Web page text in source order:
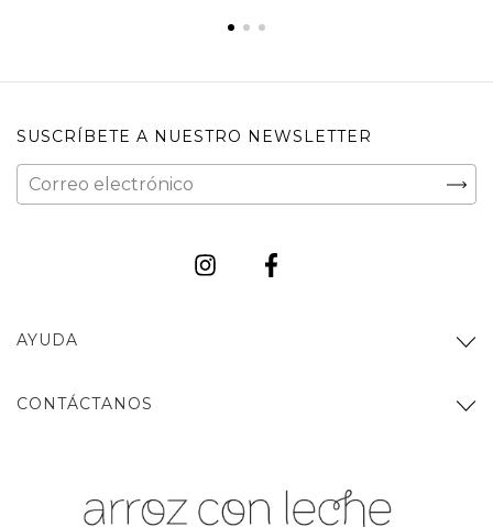
SUSCRÍBETE A NUESTRO NEWSLETTER
AYUDA
CONTÁCTANOS